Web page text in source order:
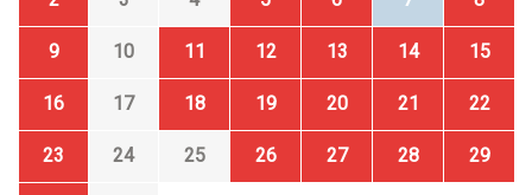
9 10 11 12 13 14 15
16 17 18 19 20 21 22
23 24 25 26 27 28 29